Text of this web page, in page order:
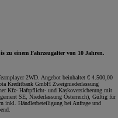
zu einem Fahrzeugalter von 10 Jahren.
2WD. Angebot beinhaltet € 4.500,00
Kreditbank GmbH Zweigniederlassung
Kfz- Haftpflicht- und Kaskoversicherung mit
SE, Niederlassung Österreich), Gültig für
inkl. Händlerbeteiligung bei Anfrage und